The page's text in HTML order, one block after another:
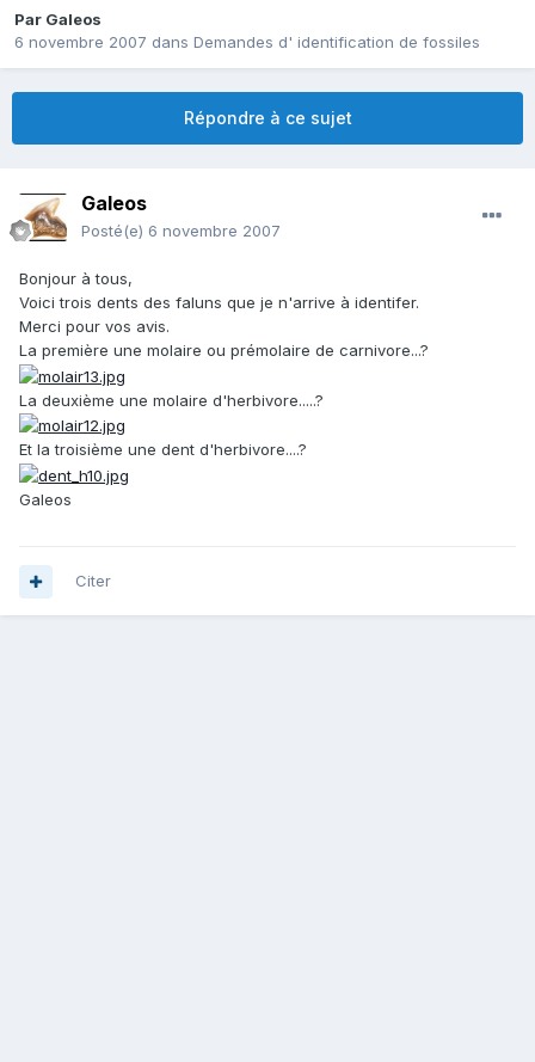
Par Galeos
6 novembre 2007 dans Demandes d' identification de fossiles
Répondre à ce sujet
Galeos
Posté(e) 6 novembre 2007
Bonjour à tous,
Voici trois dents des faluns que je n'arrive à identifer.
Merci pour vos avis.
La première une molaire ou prémolaire de carnivore...?
La deuxième une molaire d'herbivore.....?
Et la troisième une dent d'herbivore....?
Galeos
Citer